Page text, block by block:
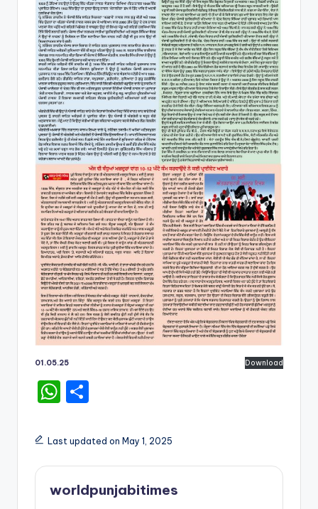
01.05.25 Download
W
a
ts
A
ar
e
Last updated on May 1, 2025
worldpunjabitimes